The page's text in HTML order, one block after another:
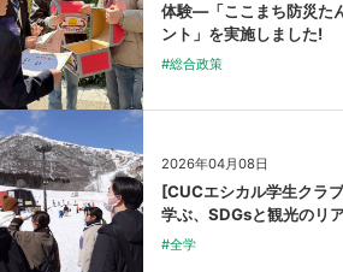
体験—「ここまち防災た
ント」を実施しました!
#総合政策
2026年04月08日
[CUCエシカル学生クラ
学ぶ、SDGsと観光のリ
#全学